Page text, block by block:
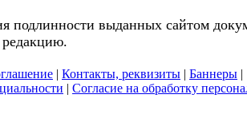
подлинности выданных сайтом
редакцию.
| Контакты, реквизиты | Баннеры |
| Согласие на обработку